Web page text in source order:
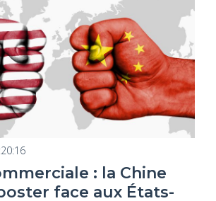
: la Chine
face aux États-